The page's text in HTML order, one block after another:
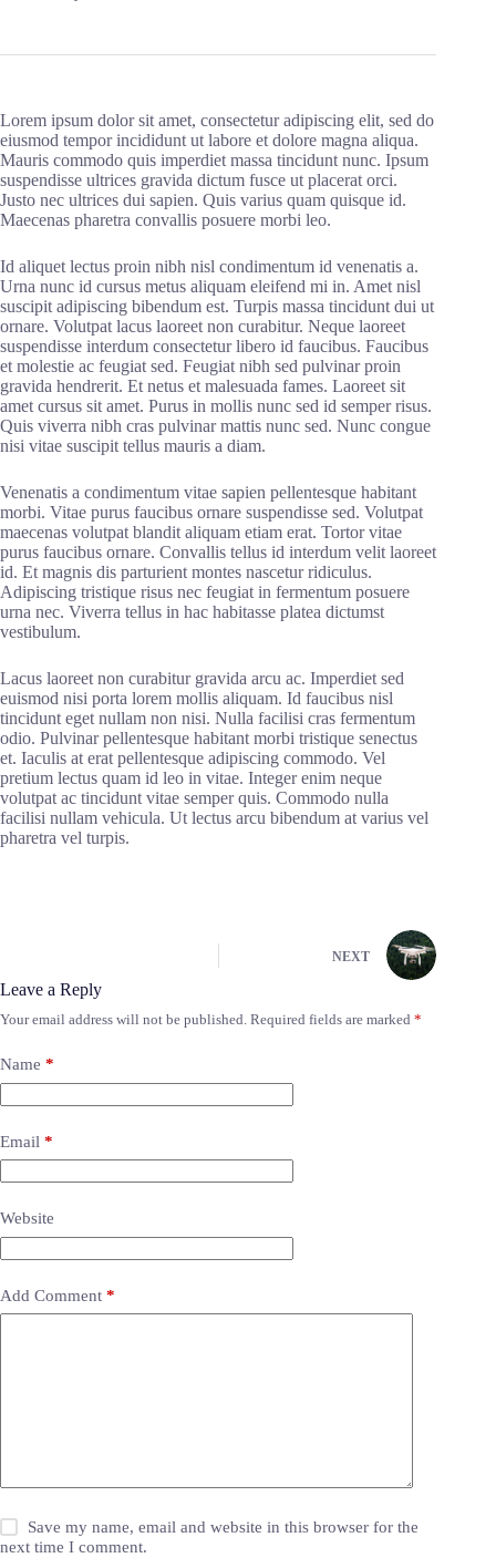
Lorem ipsum dolor sit amet, consectetur adipiscing elit, sed do
eiusmod tempor incididunt ut labore et dolore magna aliqua.
Mauris commodo quis imperdiet massa tincidunt nunc. Ipsum
suspendisse ultrices gravida dictum fusce ut placerat orci.
Justo nec ultrices dui sapien. Quis varius quam quisque id.
Maecenas pharetra convallis posuere morbi leo.
Id aliquet lectus proin nibh nisl condimentum id venenatis a.
Urna nunc id cursus metus aliquam eleifend mi in. Amet nisl
suscipit adipiscing bibendum est. Turpis massa tincidunt dui ut
ornare. Volutpat lacus laoreet non curabitur. Neque laoreet
suspendisse interdum consectetur libero id faucibus. Faucibus
et molestie ac feugiat sed. Feugiat nibh sed pulvinar proin
gravida hendrerit. Et netus et malesuada fames. Laoreet sit
amet cursus sit amet. Purus in mollis nunc sed id semper risus.
Quis viverra nibh cras pulvinar mattis nunc sed. Nunc congue
nisi vitae suscipit tellus mauris a diam.
Venenatis a condimentum vitae sapien pellentesque habitant
morbi. Vitae purus faucibus ornare suspendisse sed. Volutpat
maecenas volutpat blandit aliquam etiam erat. Tortor vitae
purus faucibus ornare. Convallis tellus id interdum velit laoreet
id. Et magnis dis parturient montes nascetur ridiculus.
Adipiscing tristique risus nec feugiat in fermentum posuere
urna nec. Viverra tellus in hac habitasse platea dictumst
vestibulum.
Lacus laoreet non curabitur gravida arcu ac. Imperdiet sed
euismod nisi porta lorem mollis aliquam. Id faucibus nisl
tincidunt eget nullam non nisi. Nulla facilisi cras fermentum
odio. Pulvinar pellentesque habitant morbi tristique senectus
et. Iaculis at erat pellentesque adipiscing commodo. Vel
pretium lectus quam id leo in vitae. Integer enim neque
volutpat ac tincidunt vitae semper quis. Commodo nulla
facilisi nullam vehicula. Ut lectus arcu bibendum at varius vel
pharetra vel turpis.
NEXT
Leave a Reply
Your email address will not be published. Required fields are marked *
Name *
Email *
Website
Add Comment *
Save my name, email and website in this browser for the
next time I comment.